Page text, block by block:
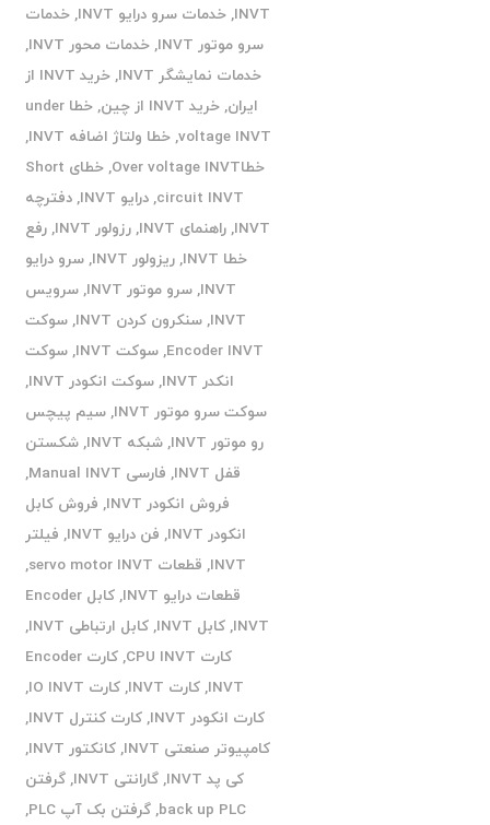
INVT
,خدمات سرو درایو INVT ,خدمات
سرو موتور INVT
,خدمات محور INVT
,
خدمات نمایشگر INVT
,
خرید INVT از
ایران,خرید INVT از چین ,
خطا under
voltage INVT
,خطا ولتاژ اضافه INVT
,
خطاOver voltage INVT
,
خطای Short
circuit INVT
,درایو INVT ,دفترچه
INVT
,راهنمای INVT ,رزولور INVT ,رفع
خطا INVT
,ریزولور INVT ,سرو درایو
INVT
,سرو موتور INVT ,سرویس
INVT
,سنکرون کردن INVT ,سوکت
Encoder INVT
,سوکت INVT ,سوکت
انکدر INVT
,سوکت انکودر INVT
,
سوکت سرو موتور INVT
,سیم پیچس
رو موتور INVT
,شبکه INVT ,شکستن
قفل INVT
, فارسی Manual INVT
,
فروش انکودر INVT
, فروش کابل
انکودر INVT
, فن درایو INVT , فیلتر
INVT
, قطعات servo motor INVT
,
قطعات درایو INVT
,
کابل Encoder
INVT
,کابل INVT ,کابل ارتباطی INVT
,
کارت CPU INVT
,
کارت Encoder
INVT
,کارت INVT ,کارت IO INVT
,
کارت انکودر INVT
,کارت کنترل INVT
,
کامپیوتر صنعتی INVT
,کانکتور INVT
,
کی پد INVT
,گارانتی INVT ,گرفتن
back up PLC
,گرفتن بک آپ PLC
,